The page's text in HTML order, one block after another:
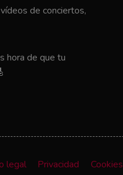
de conciertos,
hora de que tu
legal Privacidad Cookies